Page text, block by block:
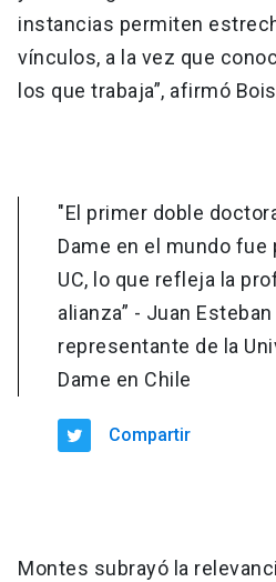
instancias permiten
vínculos, a la vez que
los que trabaja”, afirmó
"El primer doble
Dame en el mundo
UC, lo que refleja la
alianza” - Juan
representante de la
Dame en Chile
Compartir
Montes subrayó la